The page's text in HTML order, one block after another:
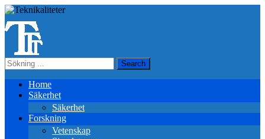
Home
Säkerhet
Säkerhet
Forskning
Vetenskap